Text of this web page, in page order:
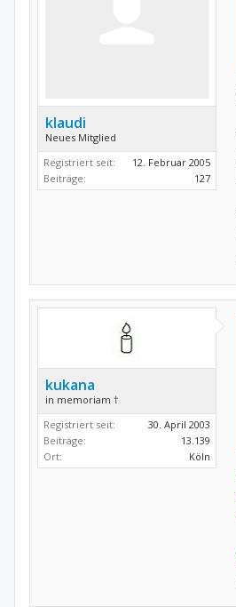
klaudi
Neues Mitglied
Registriert seit:
12. Februar 2005
Beiträge:
127
kukana
in memoriam †
Registriert seit:
30. April 2003
Beiträge:
13.139
Ort:
Köln